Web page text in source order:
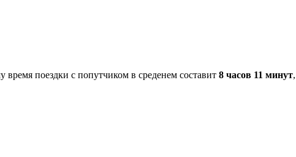
время поездки с попутчиком в среденем составит 8 часов 11 минут